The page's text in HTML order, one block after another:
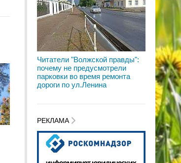
Читатели "Волжской правды":
почему не предусмотрели
парковки во время ремонта
дороги по ул.Ленина
РЕКЛАМА